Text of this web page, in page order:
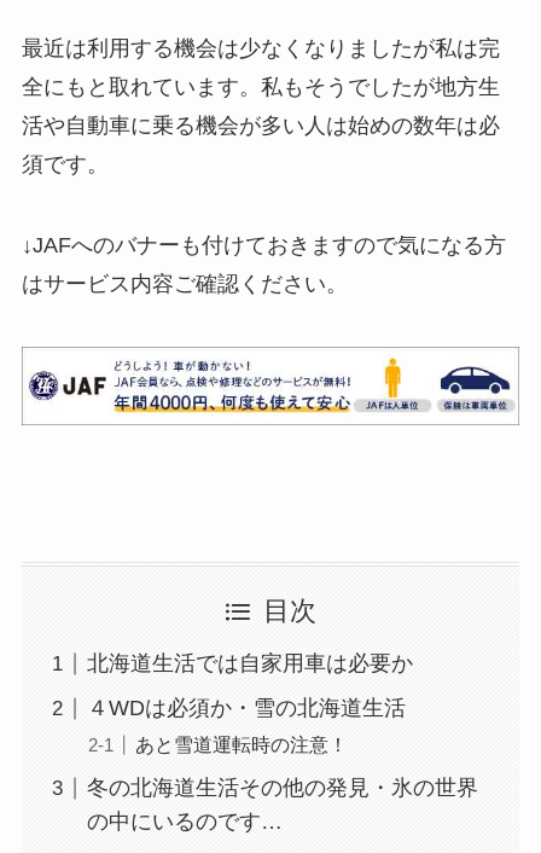
最近は利用する機会は少なくなりましたが私は完
全にもと取れています。私もそうでしたが地方生
活や自動車に乗る機会が多い人は始めの数年は必
須です。
↓JAFへのバナーも付けておきますので気になる方
はサービス内容ご確認ください。
目次
北海道生活では自家用車は必要か
４WDは必須か・雪の北海道生活
あと雪道運転時の注意！
冬の北海道生活その他の発見・氷の世界
の中にいるのです…